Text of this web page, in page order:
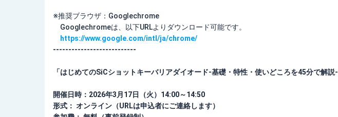
※推奨ブラウザ：Googlechrome
Googlechromeは、以下URLよりダウンロード可能です。
https://www.google.com/intl/ja/chrome/
---------------------------
「はじめてのSiCショットキーバリアダイオード-基礎・特性・使いどころを45分で解説-
開催日時：2026年3月17日（火）14:00～14:50
形式： オンライン（URLは申込者にご連絡します）